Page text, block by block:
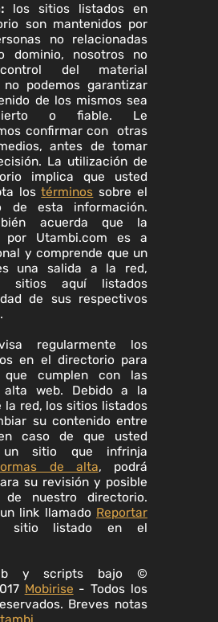
los sitios listados en
son mantenidos por
no relacionadas
dominio, nosotros no
del material
podemos garantizar
de los mismos sea
o fiable. Le
confirmar con otras
antes de tomar
La utilización de
implica que usted
lostérminos sobre el
de esta información.
acuerda que la
por Utambi.com es a
y comprende que un
una salida a la red,
sitios aquí listados
de sus respectivos
regularmente los
en el directorio para
que cumplen con las
alta web. Debido a la
la red, los sitios listados
su contenido entre
caso de que usted
un sitio que infrinja
de alta, podrá
su revisión y posible
de nuestro directorio.
link llamado Reportar
sitio listado en el
y scripts bajo ©
Mobirise - Todos los
Breves notas